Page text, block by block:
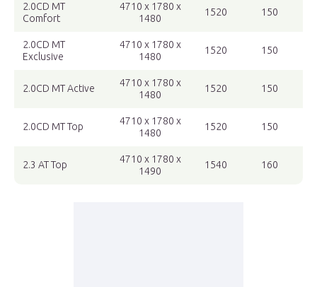
2.0CD MT
Comfort
4710 x 1780 x
1480
1520 150
2.0CD MT
Exclusive
4710 x 1780 x
1480
1520 150
2.0CD MT Active
4710 x 1780 x
1480
1520 150
2.0CD MT Top
4710 x 1780 x
1480
1520 150
2.3 AT Top
4710 x 1780 x
1490
1540 160